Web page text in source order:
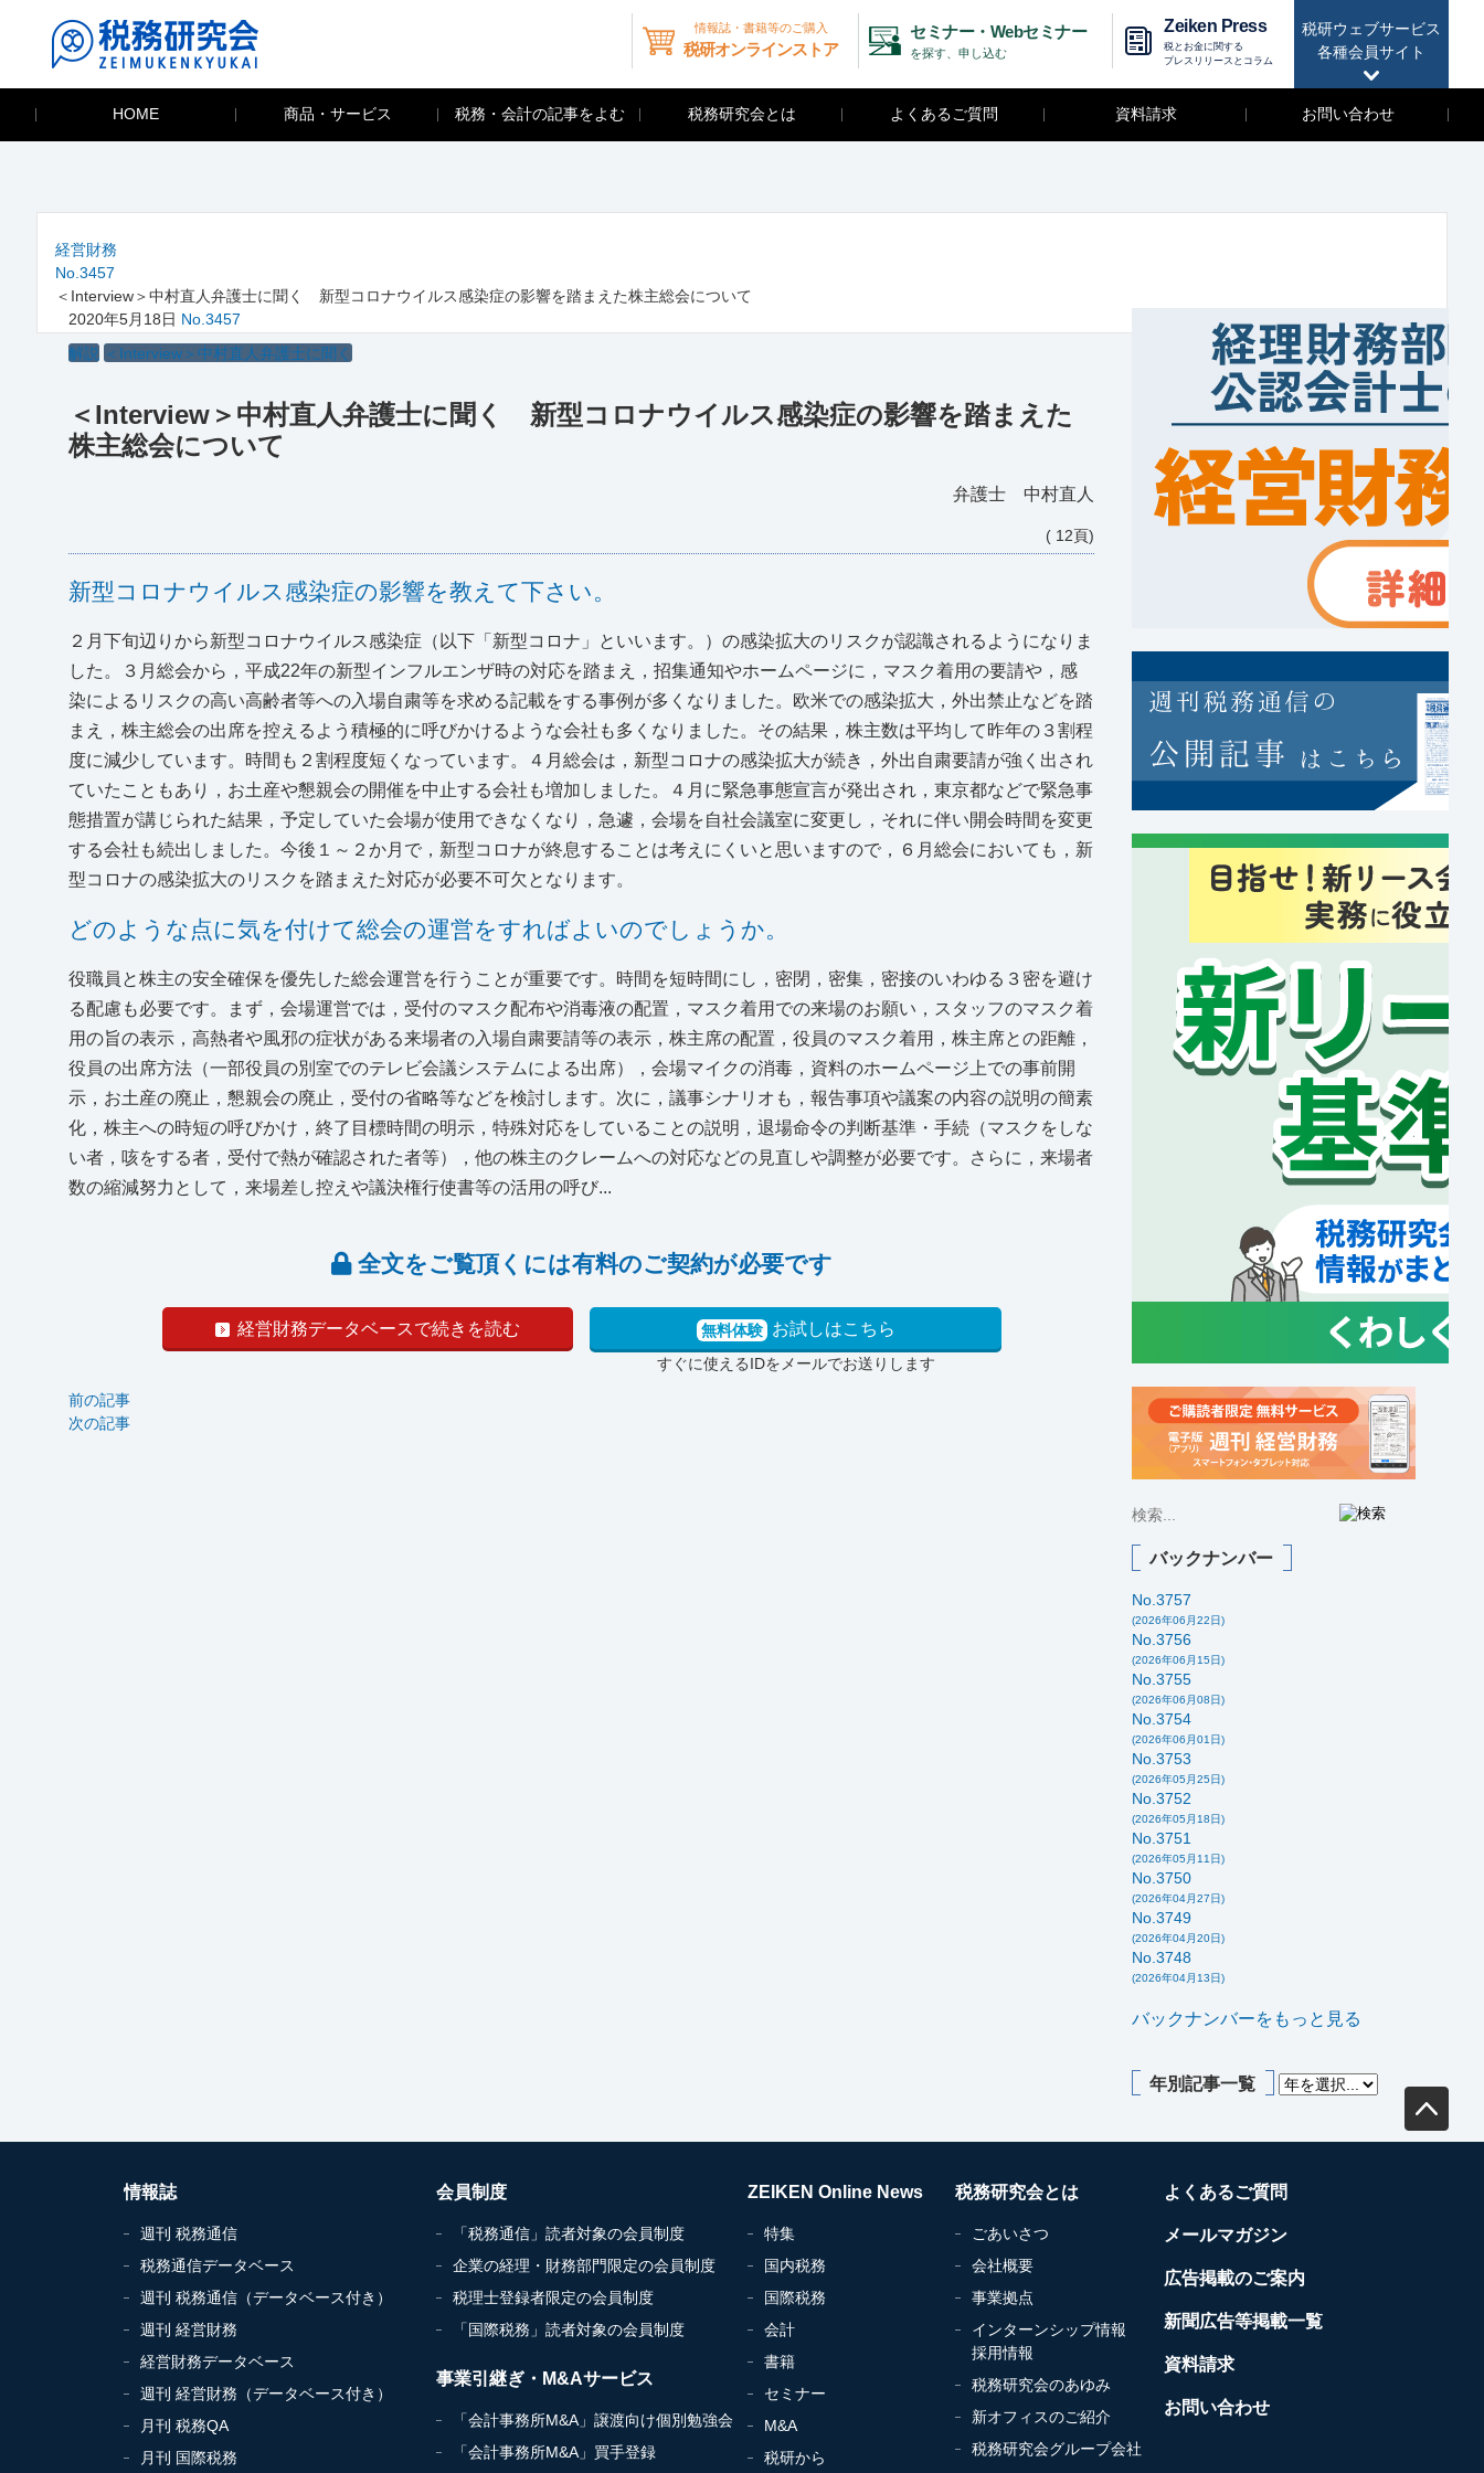
税研ウェブサービス
各種会員サイト
情報誌・書籍等のご購入
税研オンラインストア
セミナー・Webセミナー
を探す、申し込む
Zeiken Press
税とお金に関する
プレスリリースとコラム
HOME 商品・サービス 税務・会計の記事をよむ 税務研究会とは よくあるご質問 資料請求 お問い合わせ
経営財務
No.3457
＜Interview＞中村直人弁護士に聞く 新型コロナウイルス感染症の影響を踏まえた株主総会について
2020年5月18日 No.3457
解説
＜Interview＞中村直人弁護士に聞く
＜Interview＞中村直人弁護士に聞く 新型コロナウイルス感染症の影響を踏まえた
株主総会について
弁護士 中村直人
( 12頁)
新型コロナウイルス感染症の影響を教えて下さい。
２月下旬辺りから新型コロナウイルス感染症（以下「新型コロナ」といいます。）の感染拡大のリスクが認識されるようになりま
した。３月総会から，平成22年の新型インフルエンザ時の対応を踏まえ，招集通知やホームページに，マスク着用の要請や，感
染によるリスクの高い高齢者等への入場自粛等を求める記載をする事例が多くなりました。欧米での感染拡大，外出禁止などを踏
まえ，株主総会の出席を控えるよう積極的に呼びかけるような会社も多くなりました。その結果，株主数は平均して昨年の３割程
度に減少しています。時間も２割程度短くなっています。４月総会は，新型コロナの感染拡大が続き，外出自粛要請が強く出され
ていたこともあり，お土産や懇親会の開催を中止する会社も増加しました。４月に緊急事態宣言が発出され，東京都などで緊急事
態措置が講じられた結果，予定していた会場が使用できなくなり，急遽，会場を自社会議室に変更し，それに伴い開会時間を変更
する会社も続出しました。今後１～２か月で，新型コロナが終息することは考えにくいと思いますので，６月総会においても，新
型コロナの感染拡大のリスクを踏まえた対応が必要不可欠となります。
どのような点に気を付けて総会の運営をすればよいのでしょうか。
役職員と株主の安全確保を優先した総会運営を行うことが重要です。時間を短時間にし，密閉，密集，密接のいわゆる３密を避け
る配慮も必要です。まず，会場運営では，受付のマスク配布や消毒液の配置，マスク着用での来場のお願い，スタッフのマスク着
用の旨の表示，高熱者や風邪の症状がある来場者の入場自粛要請等の表示，株主席の配置，役員のマスク着用，株主席との距離，
役員の出席方法（一部役員の別室でのテレビ会議システムによる出席），会場マイクの消毒，資料のホームページ上での事前開
示，お土産の廃止，懇親会の廃止，受付の省略等などを検討します。次に，議事シナリオも，報告事項や議案の内容の説明の簡素
化，株主への時短の呼びかけ，終了目標時間の明示，特殊対応をしていることの説明，退場命令の判断基準・手続（マスクをしな
い者，咳をする者，受付で熱が確認された者等），他の株主のクレームへの対応などの見直しや調整が必要です。さらに，来場者
数の縮減努力として，来場差し控えや議決権行使書等の活用の呼び...
全文をご覧頂くには有料のご契約が必要です
経営財務データベースで続きを読む 無料体験 お試しはこちら
すぐに使えるIDをメールでお送りします
前の記事
次の記事
バックナンバー
No.3757
(2026年06月22日)
No.3756
(2026年06月15日)
No.3755
(2026年06月08日)
No.3754
(2026年06月01日)
No.3753
(2026年05月25日)
No.3752
(2026年05月18日)
No.3751
(2026年05月11日)
No.3750
(2026年04月27日)
No.3749
(2026年04月20日)
No.3748
(2026年04月13日)
バックナンバーをもっと見る
年別記事一覧
情報誌
週刊 税務通信
税務通信データベース
週刊 税務通信（データベース付き）
週刊 経営財務
経営財務データベース
週刊 経営財務（データベース付き）
月刊 税務QA
月刊 国際税務
会員制度
「税務通信」読者対象の会員制度
企業の経理・財務部門限定の会員制度
税理士登録者限定の会員制度
「国際税務」読者対象の会員制度
事業引継ぎ・M&Aサービス
「会計事務所M&A」譲渡向け個別勉強会
「会計事務所M&A」買手登録
ZEIKEN Online News
特集
国内税務
国際税務
会計
書籍
セミナー
M&A
税研から
税務研究会とは
ごあいさつ
会社概要
事業拠点
インターンシップ情報
採用情報
税務研究会のあゆみ
新オフィスのご紹介
税務研究会グループ会社
よくあるご質問
メールマガジン
広告掲載のご案内
新聞広告等掲載一覧
資料請求
お問い合わせ